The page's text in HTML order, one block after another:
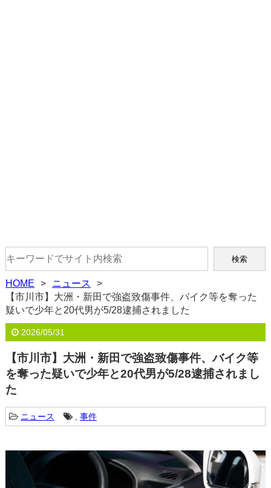
HOME
ニュース
【市川市】大洲・新田で強盗致傷事件、バイク等を奪った
疑いで少年と20代男が5/28逮捕されました
2026/05/31
【市川市】大洲・新田で強盗致傷事件、バイク等
を奪った疑いで少年と20代男が5/28逮捕されまし
た
ニュース , 事件